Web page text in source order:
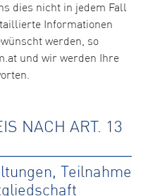
dies nicht in jedem Fall
Informationen
werden, so
und wir werden Ihre
NACH ART. 13
Teilnahme